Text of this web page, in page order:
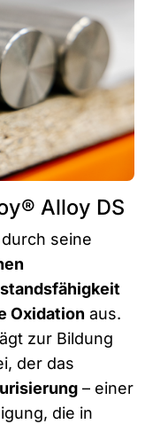
Alloy DS
seine
Oxidation aus.
zur Bildung
der das
– einer
die in